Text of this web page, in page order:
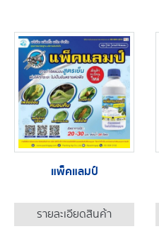
แพ็คแลมป์
รายละเอียดสินค้า